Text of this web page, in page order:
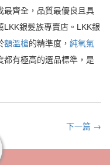
最齊全，品質最優良且具
銀髮族專賣店。LKK銀
額溫槍的精準度， 純氧氣
都有極高的選品標準，是
下一篇 →